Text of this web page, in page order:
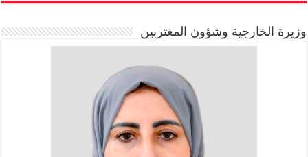
وزيرة الخارجية وشؤون المغتربين